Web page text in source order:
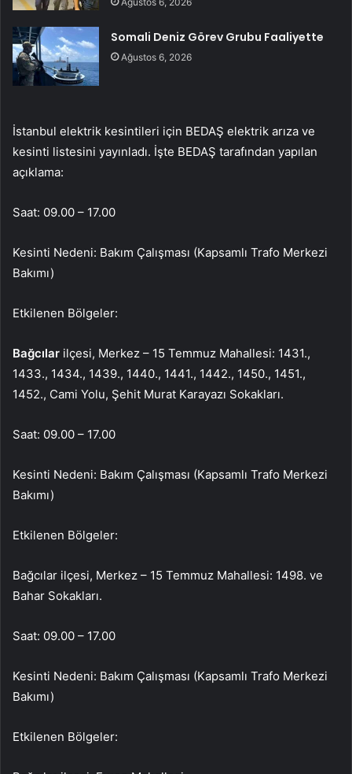
Somali Deniz Görev Grubu Faaliyette
Ağustos 6, 2026
İstanbul elektrik kesintileri için BEDAŞ elektrik arıza ve
kesinti listesini yayınladı. İşte BEDAŞ tarafından yapılan
açıklama:
Saat: 09.00 – 17.00
Kesinti Nedeni: Bakım Çalışması (Kapsamlı Trafo Merkezi
Bakımı)
Etkilenen Bölgeler:
Bağcılar ilçesi, Merkez – 15 Temmuz Mahallesi: 1431.,
1433., 1434., 1439., 1440., 1441., 1442., 1450., 1451.,
1452., Cami Yolu, Şehit Murat Karayazı Sokakları.
Saat: 09.00 – 17.00
Kesinti Nedeni: Bakım Çalışması (Kapsamlı Trafo Merkezi
Bakımı)
Etkilenen Bölgeler:
Bağcılar ilçesi, Merkez – 15 Temmuz Mahallesi: 1498. ve
Bahar Sokakları.
Saat: 09.00 – 17.00
Kesinti Nedeni: Bakım Çalışması (Kapsamlı Trafo Merkezi
Bakımı)
Etkilenen Bölgeler: